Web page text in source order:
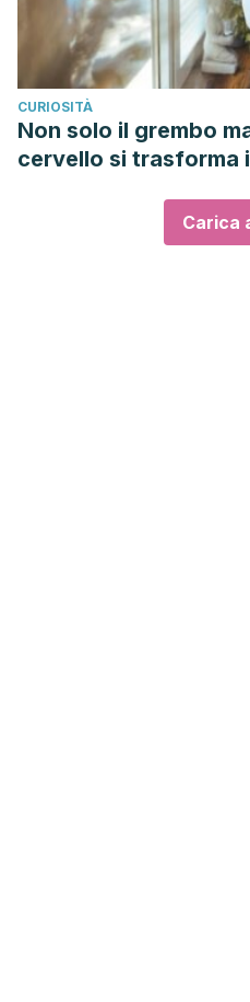
CURIOSITÀ
Non solo il grembo
cervello si trasforma
Carica